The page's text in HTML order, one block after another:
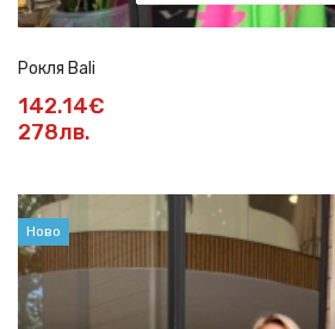
Рокля Bali
142.14€
278лв.
Ново